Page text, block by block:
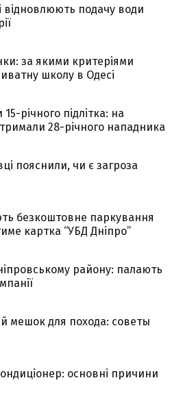
відновлюють подачу води
за якими критеріями
школу в Одесі
річного підлітка: на
28-річного нападника
пояснили, чи є загроза
безкоштовне паркування
картка “УБД Дніпро”
району: палають
мешок для похода: советы
основні причини